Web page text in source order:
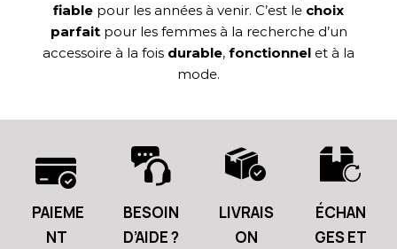
fiable pour les années à venir. C’est le choix
parfaitpour les femmes à la recherche d’un
accessoire à la fois durable, fonctionnel et à la
mode.
PAIEME
NT
BESOIN
D’AIDE ?
LIVRAIS
ON
ÉCHAN
GES ET